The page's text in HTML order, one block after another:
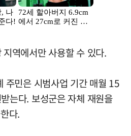
역에서만 사용할 수 있다.
주민은 시범사업 기간 매월 15
는다. 보성군은 자체 재원을
다.